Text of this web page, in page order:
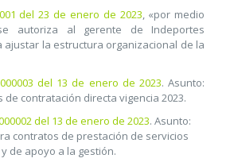
del 23 de enero de 2023, «por medio
autoriza al gerente de Indeportes
ajustar la estructura organizacional de la
del 13 de enero de 2023. Asunto:
de contratación directa vigencia 2023.
del 13 de enero de 2023. Asunto:
contratos de prestación de servicios
de apoyo a la gestión.